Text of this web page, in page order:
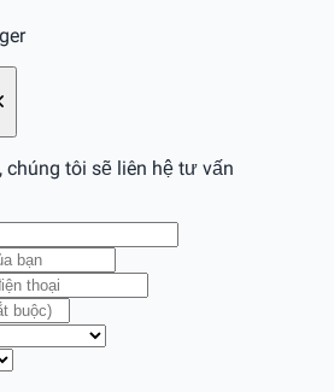
tôi sẽ liên hệ tư vấn